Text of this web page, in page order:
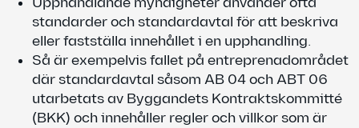
standarder och standardavtal för att beskriva
eller fastställa innehållet i en upphandling.
Så är exempelvis fallet på entreprenadområdet
där standardavtal såsom AB 04 och ABT 06
utarbetats av Byggandets Kontraktskommitté
(BKK) och innehåller regler och villkor som är